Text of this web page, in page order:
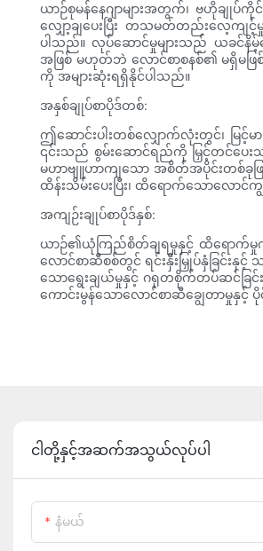
ယာဉ်စုမန်နေဂျာများအတွက်၊ ဗဟိုချုပ်
လျှော့ချပေးပြီး တသမတ်တည်းလေ့ကျင့်မှု
ပါသည်။ လုပ်ဆောင်မှုများသည် ယခင်နိမ့်
အဖြစ် မဟုတ်ဘဲ လောင်စာစနစ်၏ မရှိမဖြ
ကို အများဆုံးရရှိနိုင်ပါသည်။
အနှစ်ချုပ်စာပိုဒ်တစ်:
ဤဆောင်းပါးတစ်လျှောက်လုံးတွင်၊ မြ
၎င်းသည် စွမ်းဆောင်ရည်ကို မြှင့်တင်ပေ
မဟာဗျူဟာကျသော အစိတ်အပိုင်းတစ်ခုဖြ
ထိန်းသိမ်းပေးပြီး၊ ထိရောက်သောလောင်က
အကျဉ်းချုပ်စာပိုဒ်နှစ်:
ယာဉ်၏ယုံကြည်စိတ်ချရမှုနှင့် ထိရောက်မှု
လောင်စာဆီစစ်တွင် ရင်းနှီးမြှုပ်နှံခြင်းနှင့်
သောရွေးချယ်မှုနှင့် ဂရုတစိုက်တပ်ဆင်ခြ
ကောင်းမွန်သောလောင်စာဆီချွေတာမှုနှင့်
ငါတို့နှင့်အဆက်အသွယ်လုပ်ပါ
နံမယ်